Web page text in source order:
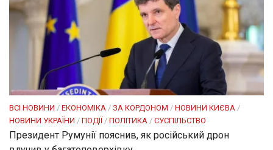
ВСІ НОВИНИ / ЕКОНОМІКА / ЗА КОРДОНОМ / НОВИНИ КИЄВА /
НОВИНИ УКРАЇНИ / ПОДІЇ/ ПОЛІТИКА / СУСПІЛЬСТВО
Президент Румунії пояснив, як російський дрон